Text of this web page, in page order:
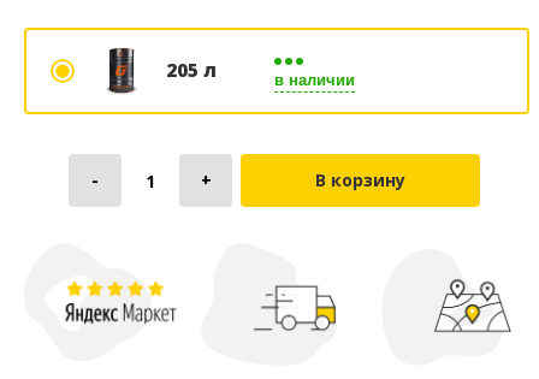
205 л в наличии
В корзину